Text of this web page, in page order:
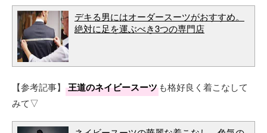
デキる男にはオーダースーツがおすすめ。
絶対に足を運ぶべき3つの専門店
【参考記事】 王道のネイビースーツ も格好良く着こなして
みて▽